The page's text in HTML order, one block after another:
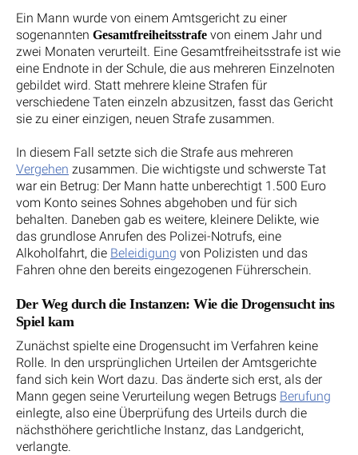
Ein Mann wurde von einem Amtsgericht zu einer
sogenannten Gesamtfreiheitsstrafe von einem Jahr und
zwei Monaten verurteilt. Eine Gesamtfreiheitsstrafe ist wie
eine Endnote in der Schule, die aus mehreren Einzelnoten
gebildet wird. Statt mehrere kleine Strafen für
verschiedene Taten einzeln abzusitzen, fasst das Gericht
sie zu einer einzigen, neuen Strafe zusammen.
In diesem Fall setzte sich die Strafe aus mehreren
Vergehen zusammen. Die wichtigste und schwerste Tat
war ein Betrug: Der Mann hatte unberechtigt 1.500 Euro
vom Konto seines Sohnes abgehoben und für sich
behalten. Daneben gab es weitere, kleinere Delikte, wie
das grundlose Anrufen des Polizei-Notrufs, eine
Alkoholfahrt, die Beleidigung von Polizisten und das
Fahren ohne den bereits eingezogenen Führerschein.
Der Weg durch die Instanzen: Wie die Drogensucht ins
Spiel kam
Zunächst spielte eine Drogensucht im Verfahren keine
Rolle. In den ursprünglichen Urteilen der Amtsgerichte
fand sich kein Wort dazu. Das änderte sich erst, als der
Mann gegen seine Verurteilung wegen Betrugs Berufung
einlegte, also eine Überprüfung des Urteils durch die
nächsthöhere gerichtliche Instanz, das Landgericht,
verlangte.